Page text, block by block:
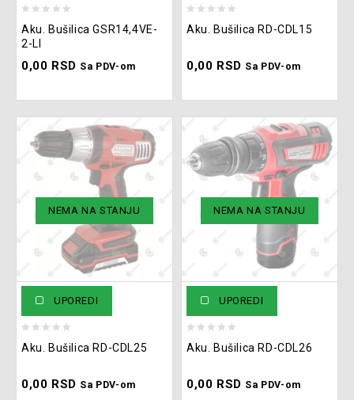
out
of
5
Aku. Bušilica GSR14,4VE-
2-LI
0,00 RSD Sa PDV-om
out
5
Aku. Bušilica RD-CDL15
0,00 RSD Sa PDV-om
NEMA NA STANJU
UPOREDI
out
5
Aku. Bušilica RD-CDL25
0,00 RSD Sa PDV-om
NEMA NA STANJU
UPOREDI
out
5
Aku. Bušilica RD-CDL26
0,00 RSD Sa PDV-om